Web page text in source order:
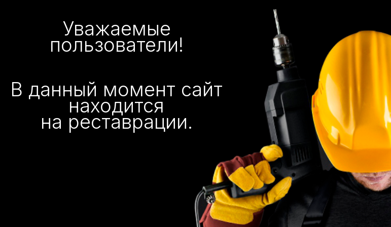
Уважаемые
пользователи!
В данный момент сайт
находится
на реставрации.